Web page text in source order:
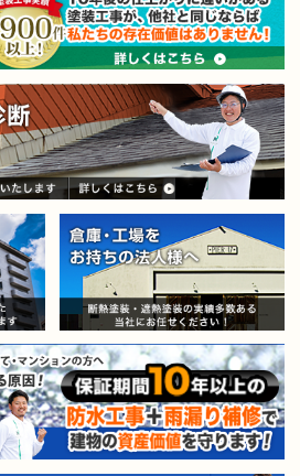
賃貸マンション・アパートオー